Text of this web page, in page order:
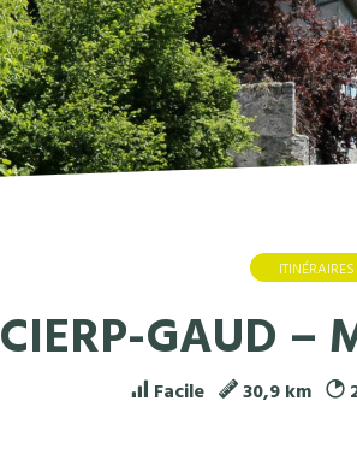
ITINÉRAIRES
CIERP-GAUD –
Facile 30,9 km